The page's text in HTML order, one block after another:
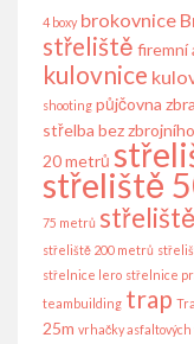
4 boxy brokovnice
střeliště firemní
kulovnice
shooting půjčovna
střelba bez
20 metrů
střeliště
75 metrů
střeliště 200 metrů
střelnice lero střelnice
teambuilding trap
25m vrhačky